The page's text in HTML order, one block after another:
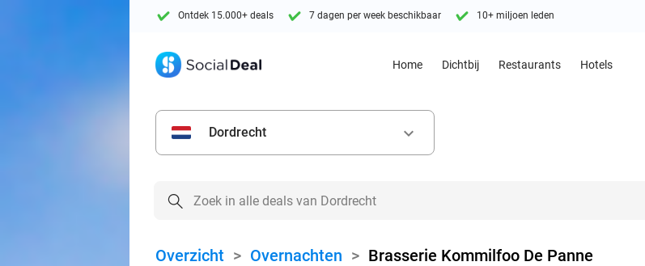
Ontdek 15.000+ deals 7 dagen per week beschikbaar 10+ miljoen leden
Home Dichtbij Restaurants Hotels
Dordrecht keyboard_arrow_down
Overzicht > Overnachten > Brasserie Kommilfoo De Panne